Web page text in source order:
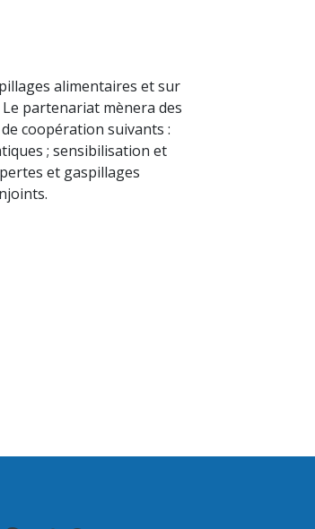
alimentaires et sur
partenariat mènera des
coopération suivants :
; sensibilisation et
et gaspillages